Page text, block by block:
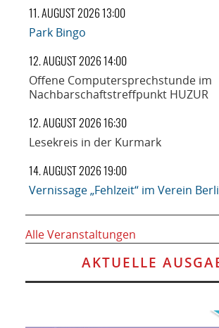
11. AUGUST 2026 13:00
Park Bingo
12. AUGUST 2026 14:00
Offene Computersprechstunde im
Nachbarschaftstreffpunkt HUZUR
12. AUGUST 2026 16:30
Lesekreis in der Kurmark
14. AUGUST 2026 19:00
Vernissage „Fehlzeit“ im Verein
Alle Veranstaltungen
AKTUELLE